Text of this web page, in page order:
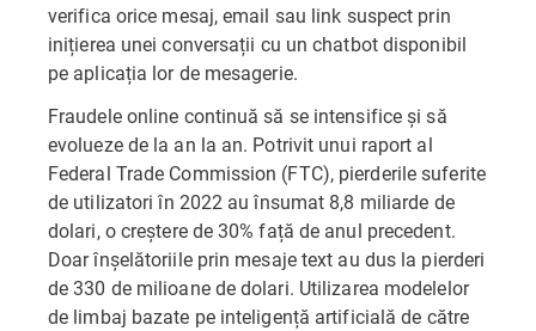
verifica orice mesaj, email sau link suspect prin
inițierea unei conversații cu un chatbot disponibil
pe aplicația lor de mesagerie.
Fraudele online continuă să se intensifice și să
evolueze de la an la an. Potrivit unui raport al
Federal Trade Commission (FTC), pierderile suferite
de utilizatori în 2022 au însumat 8,8 miliarde de
dolari, o creștere de 30% față de anul precedent.
Doar înșelătoriile prin mesaje text au dus la pierderi
de 330 de milioane de dolari. Utilizarea modelelor
de limbaj bazate pe inteligență artificială de către